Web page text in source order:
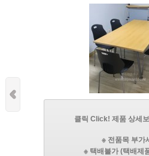
클릭 Click! 제품 상세
※ 전품목 부가
※ 택배불가 (택배제